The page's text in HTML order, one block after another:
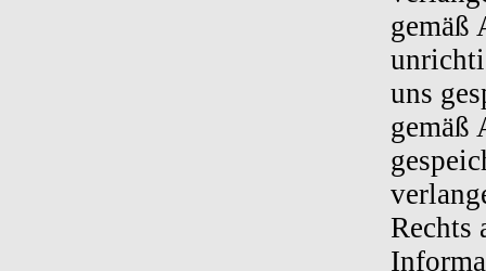
gemäß
uns
gemäß
Rechts